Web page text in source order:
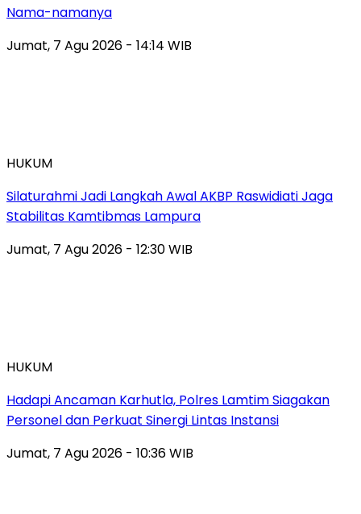
Nama-namanya
Jumat, 7 Agu 2026 - 14:14 WIB
HUKUM
Silaturahmi Jadi Langkah Awal AKBP Raswidiati Jaga
Stabilitas Kamtibmas Lampura
Jumat, 7 Agu 2026 - 12:30 WIB
HUKUM
Hadapi Ancaman Karhutla, Polres Lamtim Siagakan
Personel dan Perkuat Sinergi Lintas Instansi
Jumat, 7 Agu 2026 - 10:36 WIB